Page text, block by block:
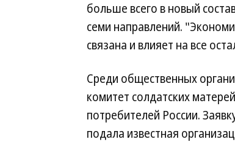
больше всего в новый
семи направлений.
связана и влияет на все
Среди общественных
комитет солдатских
потребителей России.
подала известная